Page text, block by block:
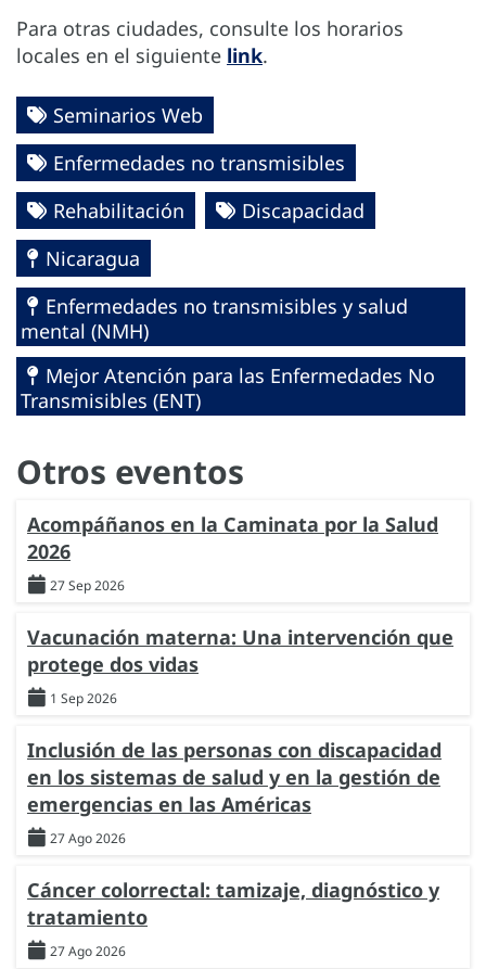
Para otras ciudades, consulte los horarios
locales en el siguiente link.
Seminarios Web
Enfermedades no transmisibles
Rehabilitación
Discapacidad
Nicaragua
Enfermedades no transmisibles y salud
mental (NMH)
Mejor Atención para las Enfermedades No
Transmisibles (ENT)
Otros eventos
Acompáñanos en la Caminata por la Salud
2026
27 Sep 2026
Vacunación materna: Una intervención que
protege dos vidas
1 Sep 2026
Inclusión de las personas con discapacidad
en los sistemas de salud y en la gestión de
emergencias en las Américas
27 Ago 2026
Cáncer colorrectal: tamizaje, diagnóstico y
tratamiento
27 Ago 2026